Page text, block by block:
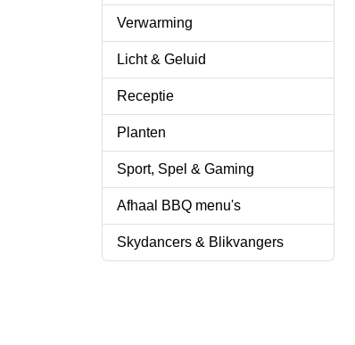
Verwarming
Licht & Geluid
Receptie
Planten
Sport, Spel & Gaming
Afhaal BBQ menu's
Skydancers & Blikvangers